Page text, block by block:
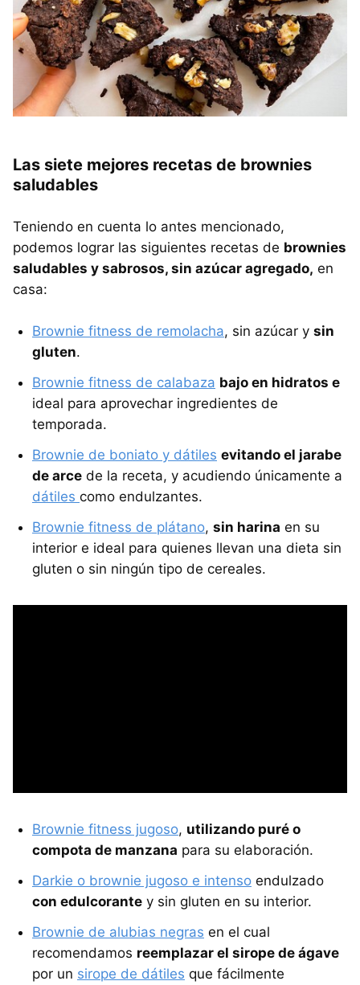
Las siete mejores recetas de brownies
saludables
Teniendo en cuenta lo antes mencionado,
podemos lograr las siguientes recetas de brownies
saludables y sabrosos, sin azúcar agregado, en
casa:
Brownie fitness de remolacha, sin azúcar y sin
gluten.
Brownie fitness de calabaza bajo en hidratos e
ideal para aprovechar ingredientes de
temporada.
Brownie de boniato y dátiles evitando el jarabe
de arce de la receta, y acudiendo únicamente a
dátiles como endulzantes.
Brownie fitness de plátano, sin harina en su
interior e ideal para quienes llevan una dieta sin
gluten o sin ningún tipo de cereales.
Brownie fitness jugoso, utilizando puré o
compota de manzana para su elaboración.
Darkie o brownie jugoso e intenso endulzado
con edulcorante y sin gluten en su interior.
Brownie de alubias negras en el cual
recomendamos reemplazar el sirope de ágave
por un sirope de dátiles que fácilmente